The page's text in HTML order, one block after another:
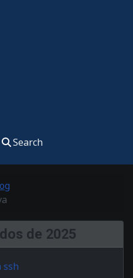
Search
de 2025
ssh